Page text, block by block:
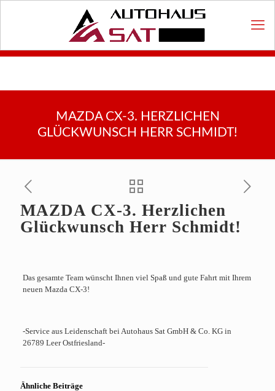
MAZDA CX-3. HERZLICHEN
GLÜCKWUNSCH HERR SCHMIDT!
MAZDA CX-3. Herzlichen
Glückwunsch Herr Schmidt!
Das gesamte Team wünscht Ihnen viel Spaß und gute Fahrt mit Ihrem
neuen Mazda CX-3!
-Service aus Leidenschaft bei Autohaus Sat GmbH & Co. KG in
26789 Leer Ostfriesland-
Ähnliche Beiträge